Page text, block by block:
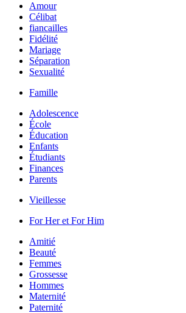
Amour
Célibat
fiancailles
Fidélité
Mariage
Séparation
Sexualité
Famille
Adolescence
École
Éducation
Enfants
Étudiants
Finances
Parents
Vieillesse
For Her et For Him
Amitié
Beauté
Femmes
Grossesse
Hommes
Maternité
Paternité